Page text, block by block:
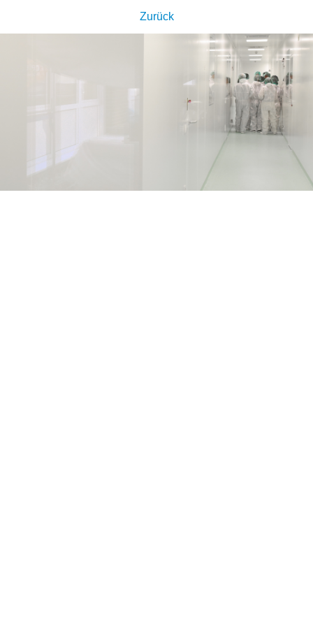
Zurück